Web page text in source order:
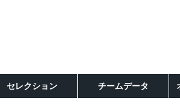
セレクション チームデータ